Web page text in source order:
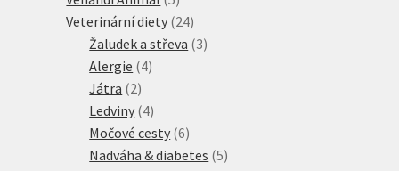
produktů
Veterinární diety 2424
produktů
Žaludek a střeva 33
Alergie 44
Játra 22
produkty
Ledviny 44
produkty
Močové cesty 66
produktů
Nadváha & diabetes 55